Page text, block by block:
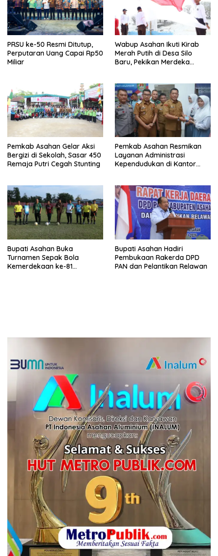
PRSU ke-50 Resmi Ditutup,
Perputaran Uang Capai Rp50
Miliar
Wabup Asahan Ikuti Kirab
Merah Putih di Desa Silo
Baru, Pekikan Merdeka
Pemkab Asahan Gelar Aksi
Bergizi di Sekolah, Sasar 450
Remaja Putri Cegah Stunting
Pemkab Asahan Resmikan
Layanan Administrasi
Kependudukan di Kantor
Bupati Asahan Buka
Turnamen Sepak Bola
Kemerdekaan ke-81
Bupati Asahan Hadiri
Pembukaan Rakerda DPD
PAN dan Pelantikan Relawan